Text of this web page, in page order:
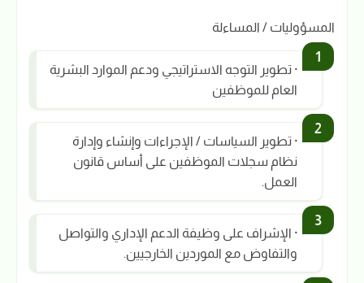
المسؤوليات / المساءلة
· تطوير التوجه الاستراتيجي ودعم الموارد البشرية
العام للموظفين
· تطوير السياسات / الإجراءات وإنشاء وإدارة
نظام سجلات الموظفين على أساس قانون
العمل.
· الإشراف على وظيفة الدعم الإداري والتواصل
والتفاوض مع الموردين الخارجيين.